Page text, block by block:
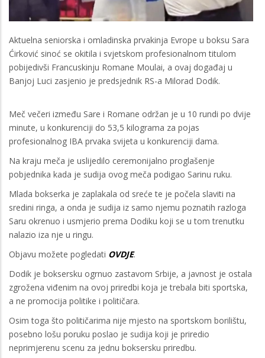
Aktuelna seniorska i omladinska prvakinja Evrope u boksu Sara
Ćirković sinoć se okitila i svjetskom profesionalnom titulom
pobijedivši Francuskinju Romane Moulai, a ovaj događaj u
Banjoj Luci zasjenio je predsjednik RS-a Milorad Dodik.
Meč večeri između Sare i Romane održan je u 10 rundi po dvije
minute, u konkurenciji do 53,5 kilograma za pojas
profesionalnog IBA prvaka svijeta u konkurenciji dama.
Na kraju meča je uslijedilo ceremonijalno proglašenje
pobjednika kada je sudija ovog meča podigao Sarinu ruku.
Mlada bokserka je zaplakala od sreće te je počela slaviti na
sredini ringa, a onda je sudija iz samo njemu poznatih razloga
Saru okrenuo i usmjerio prema Dodiku koji se u tom trenutku
nalazio iza nje u ringu.
Objavu možete pogledati OVDJE.
Dodik je boksersku ogrnuo zastavom Srbije, a javnost je ostala
zgrožena viđenim na ovoj priredbi koja je trebala biti sportska,
a ne promocija politike i političara.
Osim toga što političarima nije mjesto na sportskom borilištu,
posebno lošu poruku poslao je sudija koji je priredio
neprimjerenu scenu za jednu boksersku priredbu.